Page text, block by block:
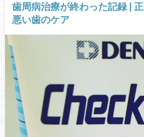
歯周病治療が終わった記録 |
悪い歯のケア